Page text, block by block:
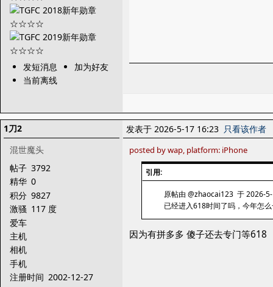
发短消息
加为好友
当前离线
1刀2
混世魔头
帖子 3792
精华 0
积分 9827
激骚 117 度
爱车
主机
相机
手机
注册时间 2002-12-27
发表于 2026-5-17 16:23 只看该作者
posted by wap, platform: iPhone
引用:
原帖由 @zhaocai123 于 2026-
已经进入618时间了吗，今年怎
因为有拼多多 傻子还去专门等618